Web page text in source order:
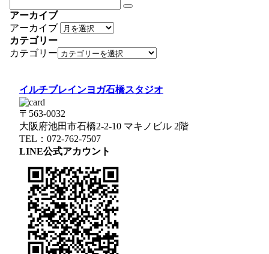
アーカイブ
アーカイブ
カテゴリー
カテゴリー
イルチブレインヨガ石橋スタジオ
〒563-0032
大阪府池田市石橋2-2-10 マキノビル 2階
TEL：072-762-7507
LINE公式アカウント